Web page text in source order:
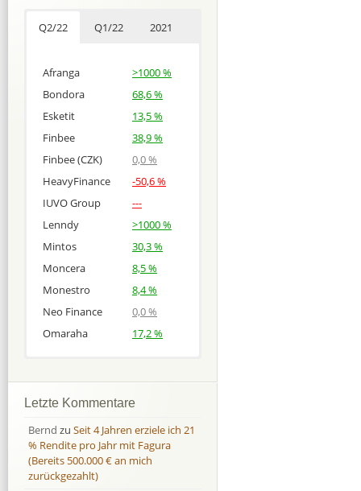
Q2/22 Q1/22 2021
Afranga
>1000 %
Bondora
68,6 %
Esketit
13,5 %
Finbee
38,9 %
Finbee (CZK)
0,0 %
HeavyFinance
-50,6 %
IUVO Group
---
Lenndy
>1000 %
Mintos
30,3 %
Moncera
8,5 %
Monestro
8,4 %
Neo Finance
0,0 %
Omaraha
17,2 %
Bondora
Finbee
43,2%
Finbee (CZK)
0,0 %
HeavyFinance
Bondora
Finbee
35,2%
Finbee (CZK)
0,0 %
HeavyFinance
Letzte Kommentare
Bernd zu Seit 4 Jahren erziele ich 21
% Rendite pro Jahr mit Fagura
(Bereits 500.000 € an mich
zurückgezahlt)